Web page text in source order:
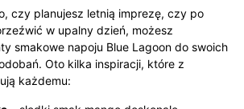
czy planujesz letnią imprezę, czy po
w upalny dzień, możesz
smakowe napoju Blue Lagoon do swoich
Oto kilka inspiracji, które z
każdemu: